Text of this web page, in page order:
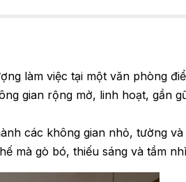
làm việc tại một văn phòng
gian rộng mở, linh hoạt, gần
các không gian nhỏ, tường
mà gò bó, thiếu sáng và tầm